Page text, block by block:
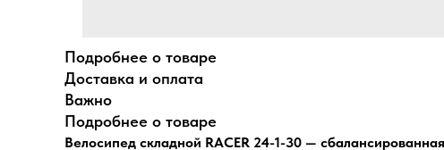
Подробнее о товаре
Доставка и оплата
Важно
Подробнее о товаре
Велосипед складной RACER 24-1-30 —